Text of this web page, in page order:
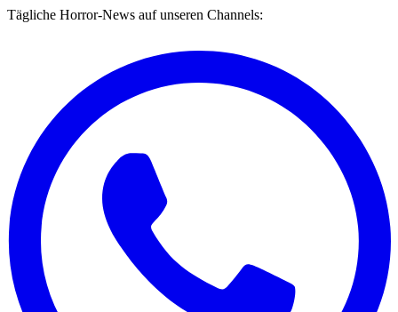
Tägliche Horror-News auf unseren Channels: